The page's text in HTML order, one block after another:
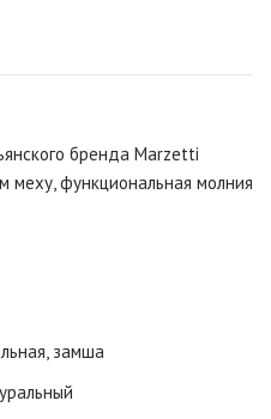
бренда Marzetti
меху, функциональная молния
замша